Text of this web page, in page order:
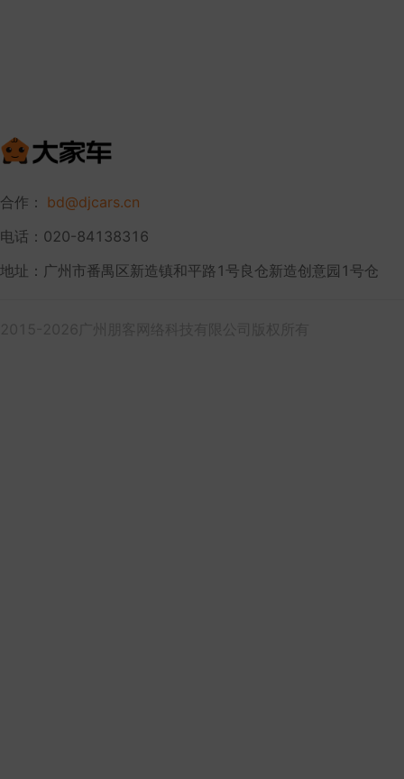
合作： bd@djcars.cn
电话：020-84138316
地址：广州市番禺区新造镇和平路1号良仓新造创意园1号仓